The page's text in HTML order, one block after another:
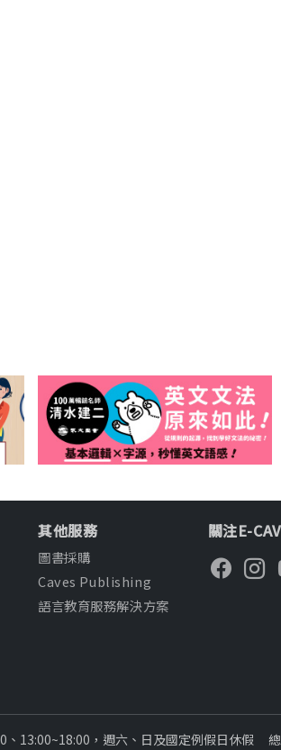
其他服務
圖書採購
Caves Publishing
語言教育服務解決方案
關注E-
13:00~18:00，週六、日及國定例假日休假